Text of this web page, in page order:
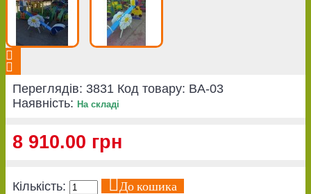
Переглядів: 3831 Код товару: BA-03
Наявність: На складі
8 910.00 грн
Кількість: До кошика